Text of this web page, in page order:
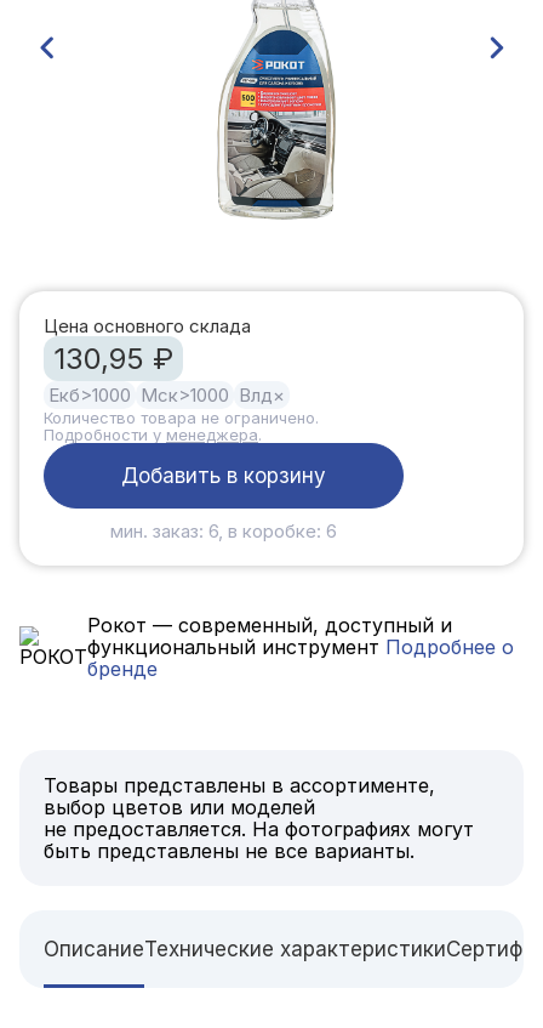
Цена основного склада
130,95 ₽
Екб>1000 Мск>1000 Влд ×
Количество товара не ограничено.
Подробности у менеджера.
Добавить в корзину
мин. заказ: 6, в коробке: 6
Рокот — современный, доступный и
функциональный инструмент Подробнее о
бренде
Товары представлены в ассортименте,
выбор цветов или моделей
не предоставляется. На фотографиях могут
быть представлены не все варианты.
ОписаниеТехнические характеристики